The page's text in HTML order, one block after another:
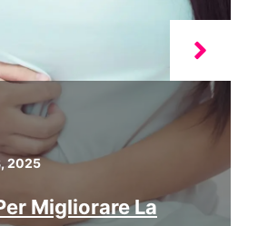
2025
Migliorare La